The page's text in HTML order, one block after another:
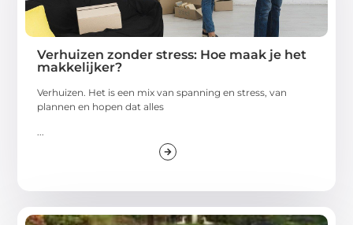
Verhuizen zonder stress: Hoe maak je het
makkelijker?
Verhuizen. Het is een mix van spanning en stress, van
plannen en hopen dat alles
...